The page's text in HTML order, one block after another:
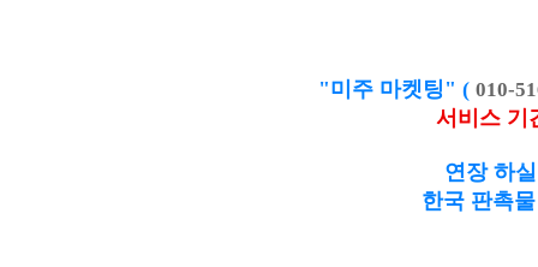
"미주 마켓팅" ( 010-
서비스 기
연장 하
한국 판촉